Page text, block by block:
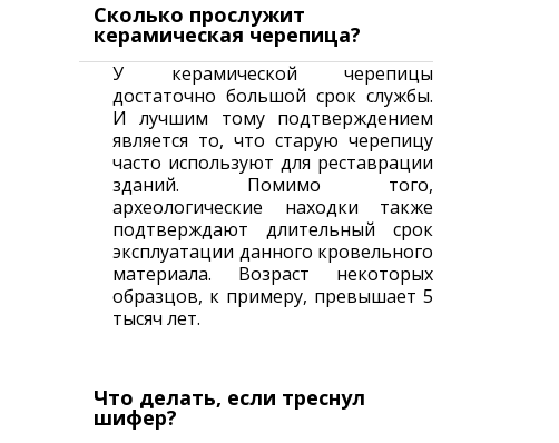
Сколько прослужит
керамическая черепица?
У керамической черепицы
достаточно большой срок службы.
И лучшим тому подтверждением
является то, что старую черепицу
часто используют для реставрации
зданий. Помимо того,
археологические находки также
подтверждают длительный срок
эксплуатации данного кровельного
материала. Возраст некоторых
образцов, к примеру, превышает 5
тысяч лет.
Что делать, если треснул
шифер?